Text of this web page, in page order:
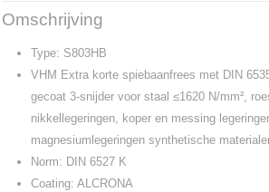
Productcode
Omschrijving
Type: S803HB
VHM Extra korte spiebaanfrees met DIN
gecoat 3-snijder voor staal ≤1620 N/mm²,
nikkellegeringen, koper en messing
magnesiumlegeringen synthetische
Norm: DIN 6527 K
Coating: ALCRONA